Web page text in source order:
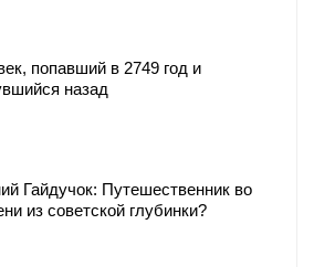
попавший в 2749 год и
назад
Гайдучок: Путешественник во
из советской глубинки?